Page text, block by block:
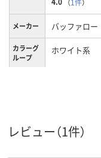
（1件）
メーカー バッファロー
カラーグ
ループ
ホワイト系
ボタン数
レビュー（1件）